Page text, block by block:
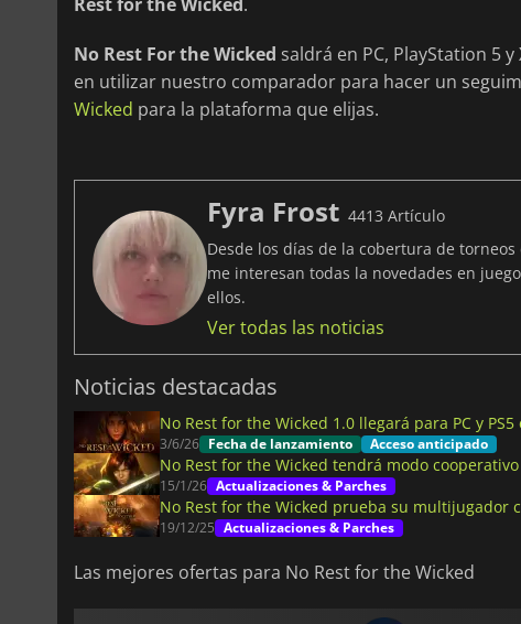
No Rest For the Wicked saldrá en PC, PlayStation 5
en utilizar nuestro comparador para hacer un
Wicked para la plataforma que elijas.
Fyra Frost 4413 Artículo
Desde los días de la cobertura de
me interesan todas la novedades en
ellos.
Ver todas las noticias
Noticias destacadas
No Rest for the Wicked 1.0 llegará para PC y
3/6/26 Fecha de lanzamiento Acceso anticipado
No Rest for the Wicked tendrá modo
15/1/26 Actualizaciones & Parches
No Rest for the Wicked prueba su multijugador
19/12/25 Actualizaciones & Parches
Las mejores ofertas para No Rest for the Wicked